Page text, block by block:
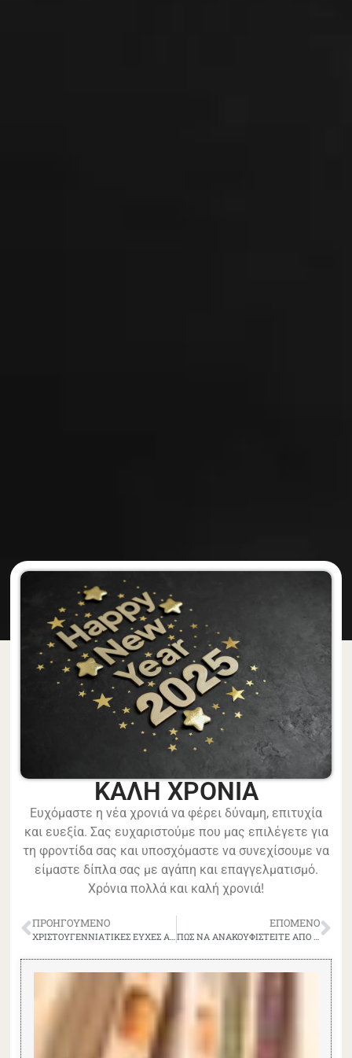
ΚΑΛΗ ΧΡΟΝΙΑ
Ευχόμαστε η νέα χρονιά να φέρει δύναμη, επιτυχία
και ευεξία. Σας ευχαριστούμε που μας επιλέγετε για
τη φροντίδα σας και υποσχόμαστε να συνεχίσουμε να
είμαστε δίπλα σας με αγάπη και επαγγελματισμό.
Χρόνια πολλά και καλή χρονιά!
ΠΡΟΗΓΟΎΜΕΝΟ ΕΠΌΜΕΝΟ